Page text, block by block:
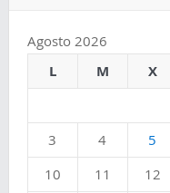
Agosto 2026
L M X
3
4 5
10
11 12